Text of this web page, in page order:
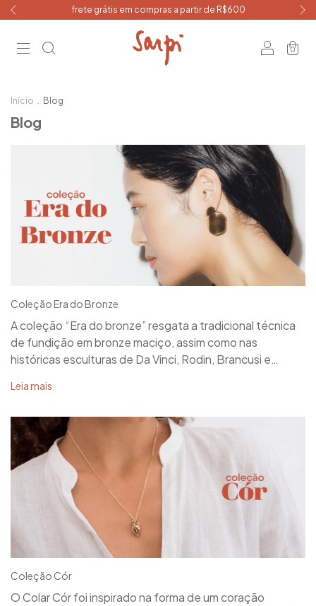
frete grátis em compras a partir de R$600
0
Início . Blog
Blog
Coleção Era do Bronze
A coleção “Era do bronze” resgata a tradicional técnica
de fundição em bronze maciço, assim como nas
históricas esculturas de Da Vinci, Rodin, Brancusi e
de maneira livre e orgânica, quase como uma brincadeira
Leia mais
Coleção Cór
O Colar Cór foi inspirado na forma de um coração